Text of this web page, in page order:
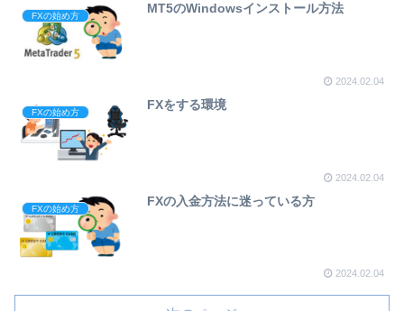
FXの始め方
MT5のWindowsインストール方法
2024.02.04
FXの始め方
FXをする環境
2024.02.04
FXの始め方
FXの入金方法に迷っている方
2024.02.04